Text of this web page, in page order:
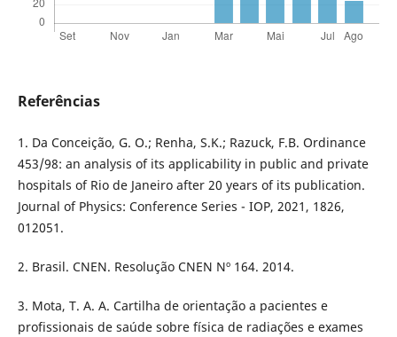
Referências
1. Da Conceição, G. O.; Renha, S.K.; Razuck, F.B. Ordinance
453/98: an analysis of its applicability in public and private
hospitals of Rio de Janeiro after 20 years of its publication.
Journal of Physics: Conference Series - IOP, 2021, 1826,
012051.
2. Brasil. CNEN. Resolução CNEN Nº 164. 2014.
3. Mota, T. A. A. Cartilha de orientação a pacientes e
profissionais de saúde sobre física de radiações e exames